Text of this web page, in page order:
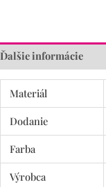
Ďalšie informácie
Materiál
Dodanie
Farba
Výrobca